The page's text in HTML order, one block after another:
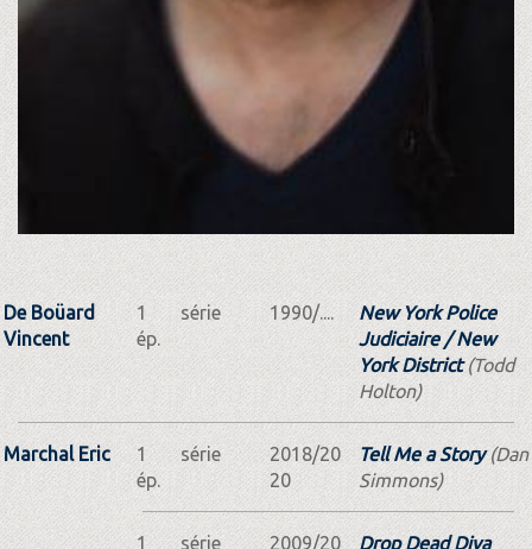
De Boüard
Vincent
1
ép.
série 1990/....
New York Police
Judiciaire / New
York District(Todd
Holton)
Marchal Eric
1
ép.
série
2018/20
20
Tell Me a Story(Dan
Simmons)
1 série 2009/20 Drop Dead Diva